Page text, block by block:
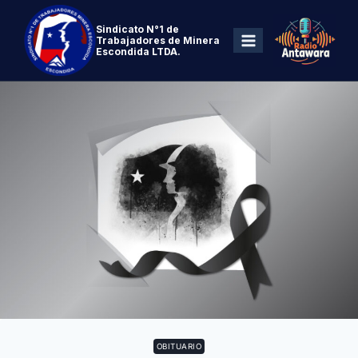
Sindicato N°1 de
Trabajadores de Minera
Escondida LTDA.
OBITUARIO